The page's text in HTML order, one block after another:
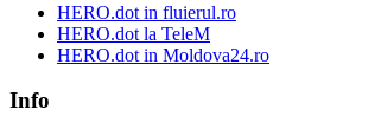
HERO.dot in fluierul.ro
HERO.dot la TeleM
HERO.dot in Moldova24.ro
Info